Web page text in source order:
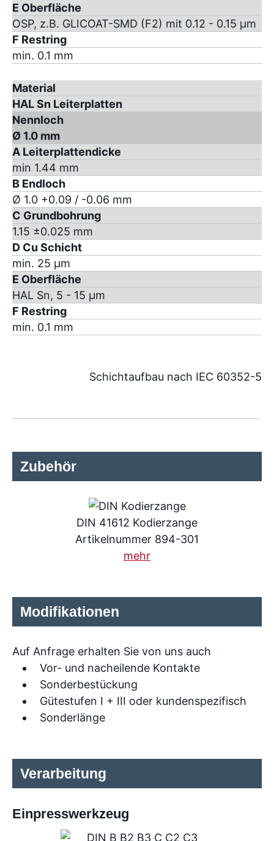
E Oberfläche
OSP, z.B. GLICOAT-SMD (F2) mit 0.12 - 0.15 µm
F Restring
min. 0.1 mm
Material
HAL Sn Leiterplatten
Nennloch
Ø 1.0 mm
A Leiterplattendicke
min 1.44 mm
B Endloch
Ø 1.0 +0.09 / -0.06 mm
C Grundbohrung
1.15 ±0.025 mm
D Cu Schicht
min. 25 µm
E Oberfläche
HAL Sn, 5 - 15 µm
F Restring
min. 0.1 mm
Schichtaufbau nach IEC 60352-5
Zubehör
DIN 41612 Kodierzange
Artikelnummer 894-301
mehr
Modifikationen
Auf Anfrage erhalten Sie von uns auch
Vor- und nacheilende Kontakte
Sonderbestückung
Gütestufen I + III oder kundenspezifisch
Sonderlänge
Verarbeitung
Einpresswerkzeug